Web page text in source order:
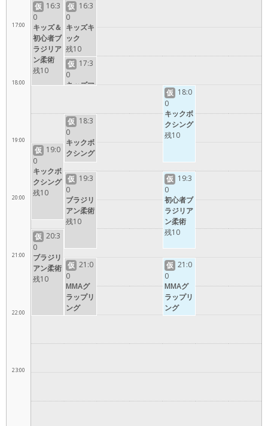
17:00
18:00
19:00
20:00
21:00
22:00
23:00
仮 16:3
0
キッズ＆
初心者ブ
ラジリア
ン柔術
残10
仮 19:0
0
キックボ
クシング
残10
仮 20:3
0
ブラジリ
アン柔術
残10
仮 16:3
0
キッズキ
ック
残10
仮 17:3
0
キッズマ
仮 18:3
0
キックボ
クシング
仮 19:3
0
ブラジリ
アン柔術
残10
仮 21:0
0
MMAグ
ラップリ
ング
仮 18:0
0
キックボ
クシング
残10
仮 19:3
0
初心者ブ
ラジリア
ン柔術
残10
仮 21:0
0
MMAグ
ラップリ
ング